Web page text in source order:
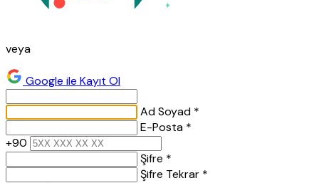
veya
Google ile Kayıt Ol
Ad Soyad *
E-Posta *
+90
Şifre *
Şifre Tekrar *